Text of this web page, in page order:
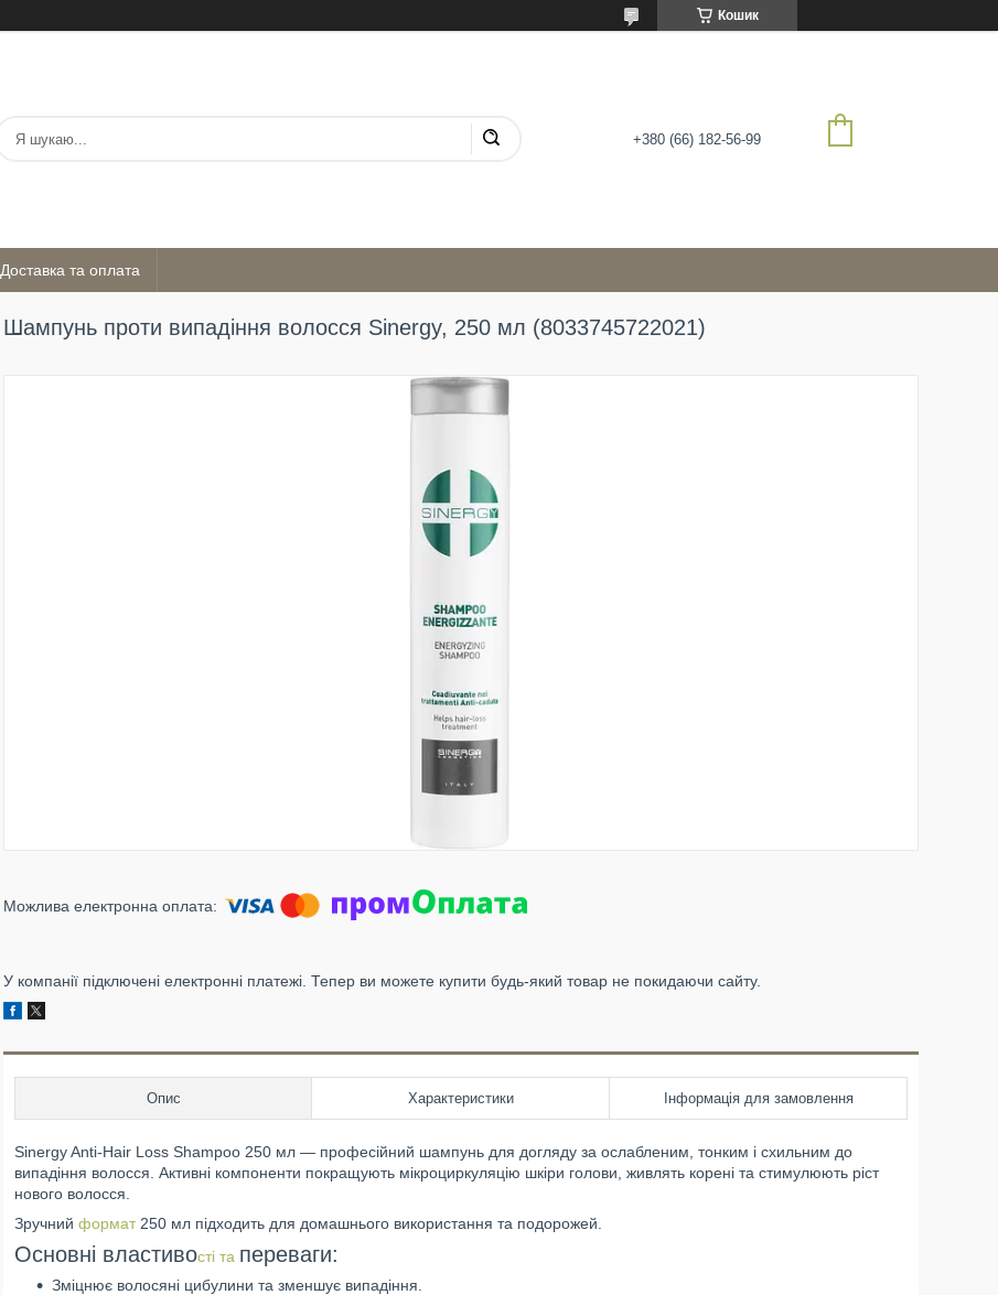
Кошик
+380 (66) 182-56-99
Доставка та оплата
Шампунь проти випадіння волосся Sinergy, 250 мл (8033745722021)
У компанії підключені електронні платежі. Тепер ви можете купити будь-який товар не покидаючи сайту.
Опис Характеристики Інформація для замовлення
Sinergy Anti-Hair Loss Shampoo 250 мл — професійний шампунь для догляду за ослабленим, тонким і схильним до
випадіння волосся. Активні компоненти покращують мікроциркуляцію шкіри голови, живлять корені та стимулюють ріст
нового волосся.
Зручний формат 250 мл підходить для домашнього використання та подорожей.
Основні властивості та переваги:
Зміцнює волосяні цибулини та зменшує випадіння.